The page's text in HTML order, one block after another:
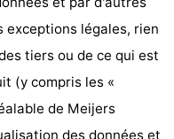
exceptions légales, rien
tiers ou de ce qui est
(y compris les «
de Meijers
des données et